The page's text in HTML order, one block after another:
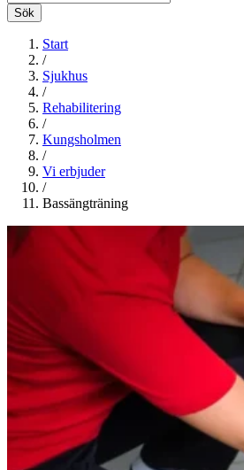
Sök
Start
/
Sjukhus
/
Rehabilitering
/
Kungsholmen
/
Vi erbjuder
/
Bassängträning